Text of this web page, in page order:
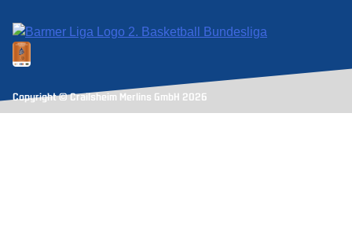
Copyright © Crailsheim Merlins GmbH 2026